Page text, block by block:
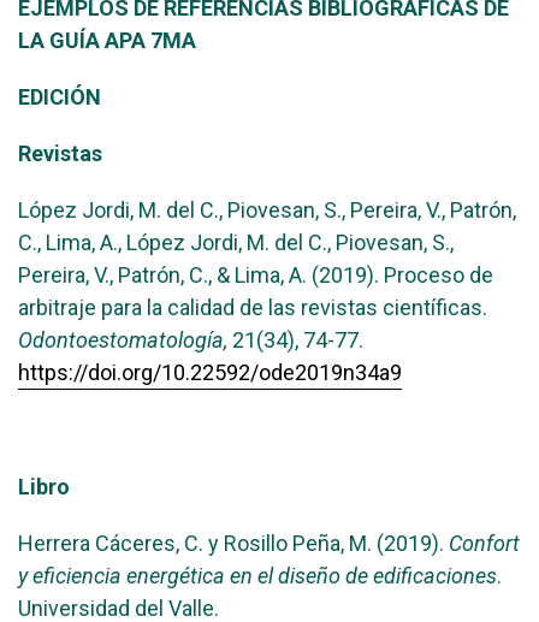
EJEMPLOS DE REFERENCIAS BIBLIOGRÁFICAS DE
LA GUÍA APA 7MA
EDICIÓN
Revistas
López Jordi, M. del C., Piovesan, S., Pereira, V., Patrón,
C., Lima, A., López Jordi, M. del C., Piovesan, S.,
Pereira, V., Patrón, C., & Lima, A. (2019). Proceso de
arbitraje para la calidad de las revistas científicas.
Odontoestomatología, 21(34), 74-77.
https://doi.org/10.22592/ode2019n34a9
Libro
Herrera Cáceres, C. y Rosillo Peña, M. (2019). Confort
y eficiencia energética en el diseño de edificaciones.
Universidad del Valle.